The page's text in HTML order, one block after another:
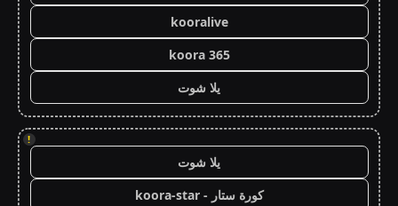
kooralive
koora 365
يلا شوت
!
يلا شوت
كورة ستار - koora-star